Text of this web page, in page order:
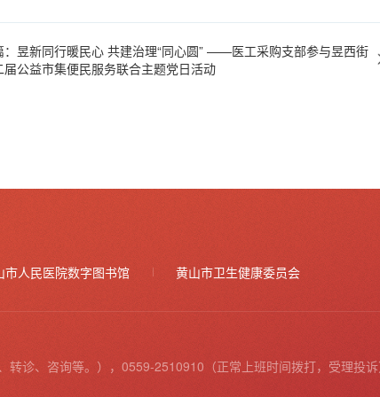
：昱新同行暖民心 共建治理“同心圆” ——医工采购支部参与昱西街
届公益市集便民服务联合主题党日活动
市人民医院数字图书馆 黄山市卫生健康委员会
诊、咨询等。），0559-2510910（正常上班时间拨打，受理投